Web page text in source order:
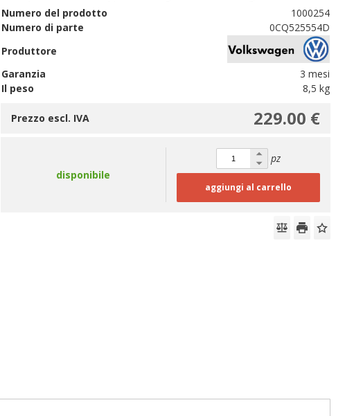
Numero del prodotto
1000254
Numero di parte
0CQ525554D
Produttore
Garanzia
3 mesi
Il peso
8,5 kg
229.00 €
Prezzo escl. IVA
disponibile
pz
aggiungi al carrello